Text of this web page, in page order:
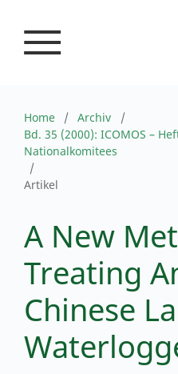
Home / Archiv
/
Bd. 35 (2000): ICOMOS –
Nationalkomitees
/
Artikel
A New
Treating
Chinese